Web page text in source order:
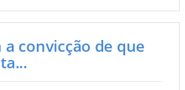
a convicção de que